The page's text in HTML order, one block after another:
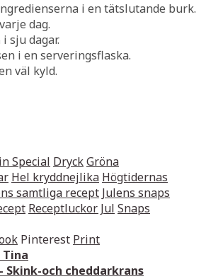
i en tätslutande burk.
dag.
sju dagar.
i en serveringsflaska.
väl kyld.
Special DryckGröna
Hel kryddnejlika Högtidernas
samtliga recept Julens snaps
Receptluckor Jul Snaps
Pinterest Print
Tina
Skink-och cheddarkrans